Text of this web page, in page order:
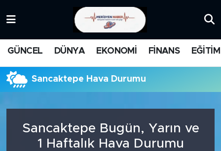
GÜNCEL DÜNYA EKONOMİ FİNANS EĞİTİM
Sancaktepe Hava Durumu
Sancaktepe Bugün, Yarın ve
1 Haftalık Hava Durumu
FİNANS
Süper Lig Puan Durumu ve Fikstür